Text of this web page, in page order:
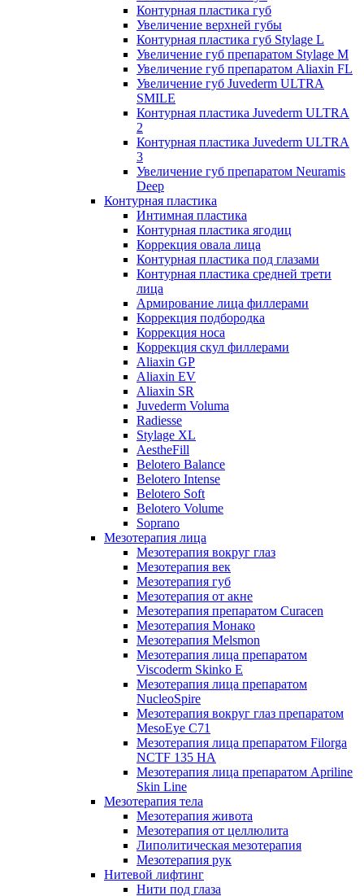
Контурная пластика губ
Увеличение верхней губы
Контурная пластика губ Stylage L
Увеличение губ препаратом Stylage M
Увеличение губ препаратом Aliaxin FL
Увеличение губ Juvederm ULTRA
SMILE
Контурная пластика Juvederm ULTRA
2
Контурная пластика Juvederm ULTRA
3
Увеличение губ препаратом Neuramis
Deep
Контурная пластика
Интимная пластика
Контурная пластика ягодиц
Коррекция овала лица
Контурная пластика под глазами
Контурная пластика средней трети
лица
Армирование лица филлерами
Коррекция подбородка
Коррекция носа
Коррекция скул филлерами
Aliaxin GP
Aliaxin EV
Aliaxin SR
Juvederm Voluma
Radiesse
Stylage XL
AestheFill
Belotero Balance
Belotero Intense
Belotero Soft
Belotero Volume
Soprano
Мезотерапия лица
Мезотерапия вокруг глаз
Мезотерапия век
Мезотерапия губ
Мезотерапия от акне
Мезотерапия препаратом Curacen
Мезотерапия Монако
Мезотерапия Melsmon
Мезотерапия лица препаратом
Viscoderm Skinko E
Мезотерапия лица препаратом
NucleoSpire
Мезотерапия вокруг глаз препаратом
MesoEye С71
Мезотерапия лица препаратом Filorga
NCTF 135 HA
Мезотерапия лица препаратом Apriline
Skin Line
Мезотерапия тела
Мезотерапия живота
Мезотерапия от целлюлита
Липолитическая мезотерапия
Мезотерапия рук
Нитевой лифтинг
Нити под глаза